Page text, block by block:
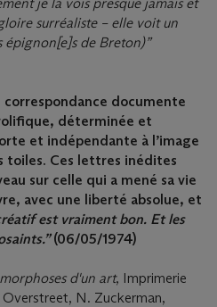
surréaliste – elle voit un
épignon[e]s de Breton)”
documente
déterminée et
et indépendante à l’image
toiles. Ces lettres inédites
sur celle qui a mené sa vie
avec une liberté absolue, et
est vraiment bon. Et les
(06/05/1974)
d'un art, Imprimerie
N. Zuckerman,